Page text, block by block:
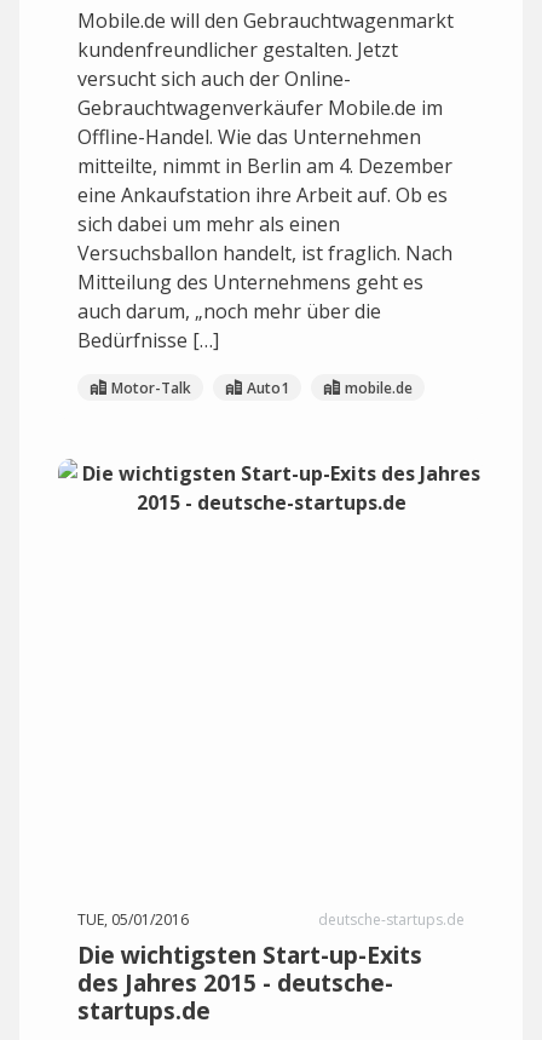
Mobile.de will den Gebrauchtwagenmarkt
kundenfreundlicher gestalten. Jetzt
versucht sich auch der Online-
Gebrauchtwagenverkäufer Mobile.de im
Offline-Handel. Wie das Unternehmen
mitteilte, nimmt in Berlin am 4. Dezember
eine Ankaufstation ihre Arbeit auf. Ob es
sich dabei um mehr als einen
Versuchsballon handelt, ist fraglich. Nach
Mitteilung des Unternehmens geht es
auch darum, „noch mehr über die
Bedürfnisse […]
Motor-Talk Auto1 mobile.de
TUE, 05/01/2016 deutsche-startups.de
Die wichtigsten Start-up-Exits
des Jahres 2015 - deutsche-
startups.de